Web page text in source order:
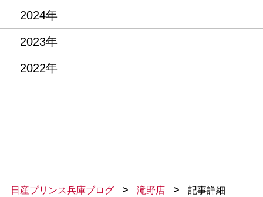
2024年
2023年
2022年
日産プリンス兵庫ブログ > 滝野店 > 記事詳細